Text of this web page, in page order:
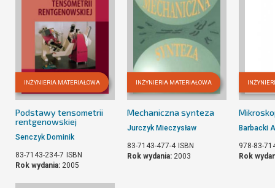
INŻYNIERIA MATERIAŁOWA
Podstawy tensometrii
rentgenowskiej
Senczyk Dominik
83-7143-234-7 ISBN
Rok wydania: 2005
INŻYNIERIA MATERIAŁOWA
Mechaniczna synteza
Jurczyk Mieczysław
83-7143-477-4 ISBN
Rok wydania: 2003
Barbacki
978-83-
Rok